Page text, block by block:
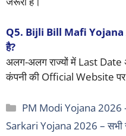
Q5. Bijli Bill Mafi Yojana
है?
अलग-अलग राज्यों में Last Date
कंपनी की Official Website पर
Categories
PM Modi Yojana 2026 –
Sarkari Yojana 2026 – सभी